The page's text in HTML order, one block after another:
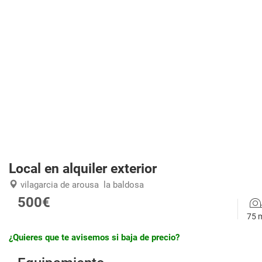
Local en alquiler exterior
vilagarcia de arousa la baldosa
500€
75
¿Quieres que te avisemos si baja de precio?